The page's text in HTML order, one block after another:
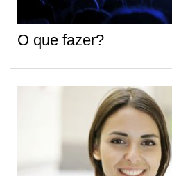
O que fazer?